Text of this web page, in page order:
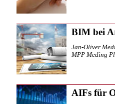
BIM bei
Jan-Oliver
MPP Meding
AIFs für